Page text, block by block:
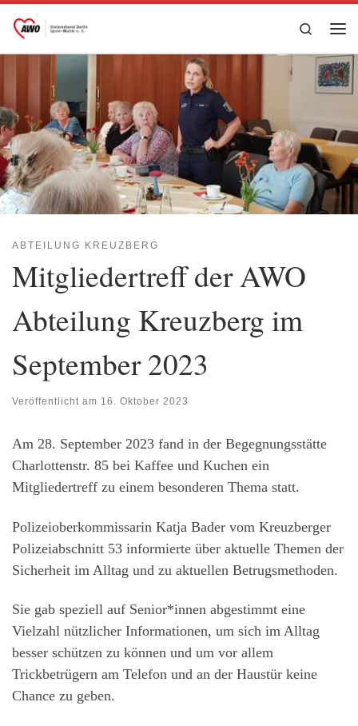
Zum Inhalt springen
Search
ABTEILUNG KREUZBERG
Mitgliedertreff der AWO
Abteilung Kreuzberg im
September 2023
Veröffentlicht am 16. Oktober 2023
Am 28. September 2023 fand in der Begegnungsstätte
Charlottenstr. 85 bei Kaffee und Kuchen ein
Mitgliedertreff zu einem besonderen Thema statt.
Polizeioberkommissarin Katja Bader vom Kreuzberger
Polizeiabschnitt 53 informierte über aktuelle Themen der
Sicherheit im Alltag und zu aktuellen Betrugsmethoden.
Sie gab speziell auf Senior*innen abgestimmt eine
Vielzahl nützlicher Informationen, um sich im Alltag
besser schützen zu können und um vor allem
Trickbetrügern am Telefon und an der Haustür keine
Chance zu geben.